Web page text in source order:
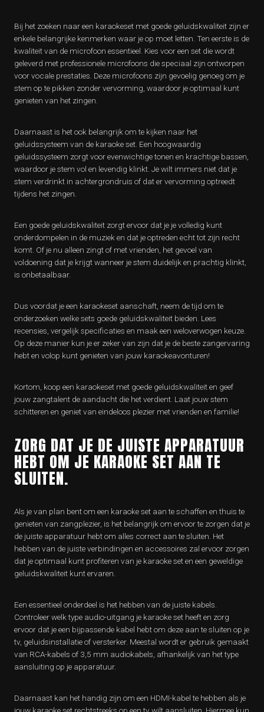
Bij het zoeken naar een karaokeset met goede geluidskwaliteit zijn er
enkele belangrijke kenmerken waar je op moet letten. Ten eerste is de
kwaliteit van de microfoon essentieel. Kies voor een set die wordt
geleverd met professionele microfoons die speciaal zijn ontworpen
voor vocale prestaties. Deze microfoons zijn gevoelig genoeg om je
stem op te pikken zonder vervorming, waardoor je optimaal kunt
genieten van het zingen.
Daarnaast is het ook belangrijk om te kijken naar het
geluidssysteem van de karaoke set. Een hoogwaardig
geluidssysteem zorgt voor evenwichtige tonen en krachtige bassen,
waardoor je stem vol en levendig klinkt. Je wilt immers niet dat je
stem verdrinkt in achtergrondruis of dat er vervorming optreedt
tijdens het zingen.
Een goede geluidskwaliteit zorgt ervoor dat je je volledig kunt
onderdompelen in de muziek en dat je optreden echt tot zijn recht
komt. Of je nu alleen zingt of met vrienden, het gevoel van
voldoening dat je krijgt wanneer je stem duidelijk en prachtig klinkt,
is onbetaalbaar.
Dus voordat je een karaokeset aanschaft, neem de tijd om te
onderzoeken welke sets goede geluidskwaliteit bieden. Lees
recensies, vergelijk specificaties en maak een weloverwogen keuze.
Op deze manier kun je er zeker van zijn dat je de beste zangervaring
hebt en volop kunt genieten van jouw karaokeavonturen!
Kortom, koop een karaokeset met goede geluidskwaliteit en geef
jouw zangtalent de aandacht die het verdient. Laat jouw stem
schitteren en geniet van eindeloos plezier met vrienden en familie!
ZORG DAT JE DE JUISTE APPARATUUR
HEBT OM JE KARAOKE SET AAN TE
SLUITEN.
Als je van plan bent om een karaoke set aan te schaffen en thuis te
genieten van zangplezier, is het belangrijk om ervoor te zorgen dat je
de juiste apparatuur hebt om alles correct aan te sluiten. Het
hebben van de juiste verbindingen en accessoires zal ervoor zorgen
dat je optimaal kunt profiteren van je karaoke set en een geweldige
geluidskwaliteit kunt ervaren.
Een essentieel onderdeel is het hebben van de juiste kabels.
Controleer welk type audio-uitgang je karaoke set heeft en zorg
ervoor dat je een bijpassende kabel hebt om deze aan te sluiten op je
tv, geluidsinstallatie of versterker. Meestal wordt er gebruik gemaakt
van RCA-kabels of 3,5 mm audiokabels, afhankelijk van het type
aansluiting op je apparatuur.
Daarnaast kan het handig zijn om een HDMI-kabel te hebben als je